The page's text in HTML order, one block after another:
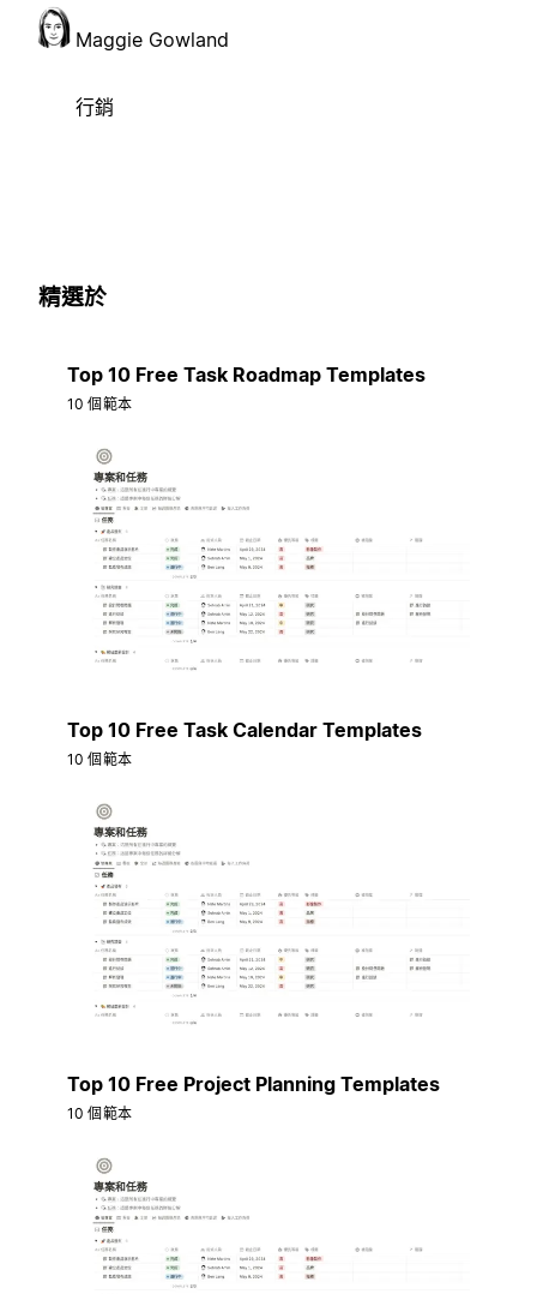
Maggie Gowland
行銷
精選於
Top 10 Free Task Roadmap Templates
10 個範本
Top 10 Free Task Calendar Templates
10 個範本
Top 10 Free Project Planning Templates
10 個範本